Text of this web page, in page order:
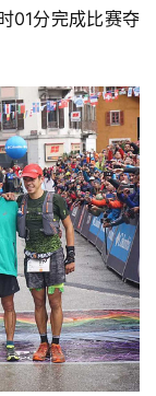
01分完成比赛夺